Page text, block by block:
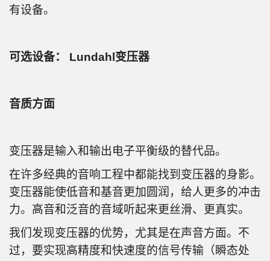
有设备。
可选设备： Lundahl变压器
音质方面
变压器是输入和输出电子平衡级的替代品。
在许多经典的音响工程中都能找到变压器的身影。
变压器能使低音和基音更加圆润，给人更多的冲击
力。高音和泛音的音域听起来更丝滑、更真实。
我们发现变压器的优势，尤其是在声音方面。不
过，要实现高精度和快速度的信号传输（瞬态处